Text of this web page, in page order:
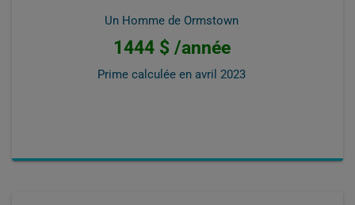
Un Homme de Ormstown
1444 $ /année
Prime calculée en avril 2023